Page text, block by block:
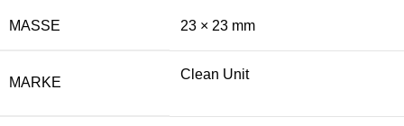
MASSE 23 × 23 mm
MARKE
Clean Unit